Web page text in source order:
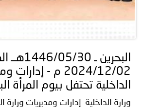
البحرين ـ
2024/12/02 م -
الداخلية تحتفل بيوم المرأة
وزارة الداخلية إدارات ومديريات وزارة